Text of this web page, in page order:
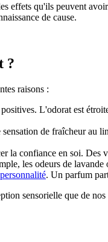
effets qu'ils peuvent
de cause.
?
raisons :
L'odorat est
de fraîcheur
la confiance en soi.
les odeurs de
personnalité. Un parfum
sensorielle que de